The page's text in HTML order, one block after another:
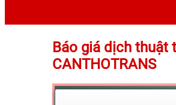
Báo giá dịch thuật
CANTHOTRANS